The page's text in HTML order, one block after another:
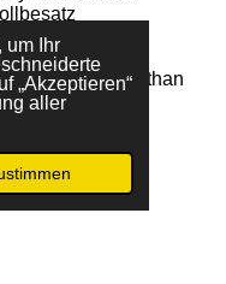
um Ihr
„Akzeptieren“
aller
unten
vorne
% BW 6 % Elasthan